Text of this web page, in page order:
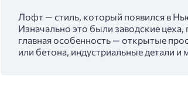
Лофт — стиль, который появился в
Изначально это были заводские
главная особенность — открытые
или бетона, индустриальные детали